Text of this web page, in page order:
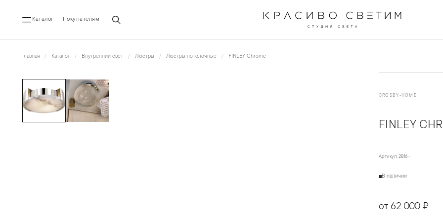
Каталог Покупателям
Главная Каталог Внутренний свет Люстры Люстры потолочные FINLEY Chrome
CROSBY-HOME
FINLEY
Артикул: 2816-
В наличии
от 62 000 ₽